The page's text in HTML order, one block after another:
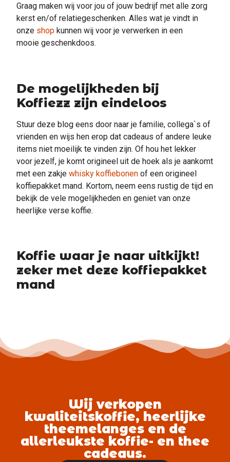
Graag maken wij voor jou of jouw bedrijf met alle zorg
kerst en/of relatiegeschenken. Alles wat je vindt in
onze shop kunnen wij voor je verwerken in een
mooie geschenkdoos.
De mogelijkheden bij
Koffiezz zijn eindeloos
Stuur deze blog eens door naar je familie, collega`s of
vrienden en wijs hen erop dat cadeaus of andere leuke
items niet moeilijk te vinden zijn. Of hou het lekker
voor jezelf, je komt origineel uit de hoek als je aankomt
met een zakje whisky koffiebonen of een origineel
koffiepakket mand. Kortom, neem eens rustig de tijd en
bekijk de vele mogelijkheden en geniet van onze
heerlijke verse koffie.
Koffie waar je naar uitkijkt!
zeker met deze koffiepakket
mand
Wij verkopen
kwaliteitskoffie, heerlijke
theemelanges en de
allerleukste koffie- en thee
cadeaus.